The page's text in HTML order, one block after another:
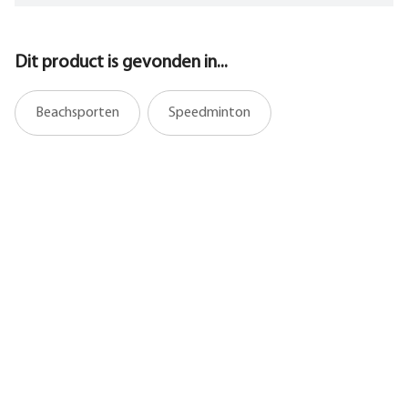
Dit product is gevonden in...
Beachsporten Speedminton